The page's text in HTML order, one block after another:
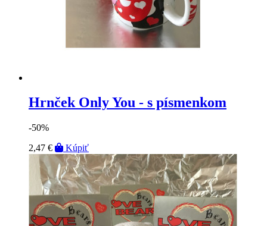
Hrnček Only You - s písmenkom
-50%
2,47 €
Kúpiť